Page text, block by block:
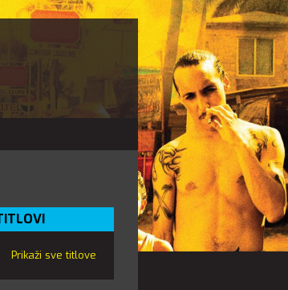
Prikaži sve titlove